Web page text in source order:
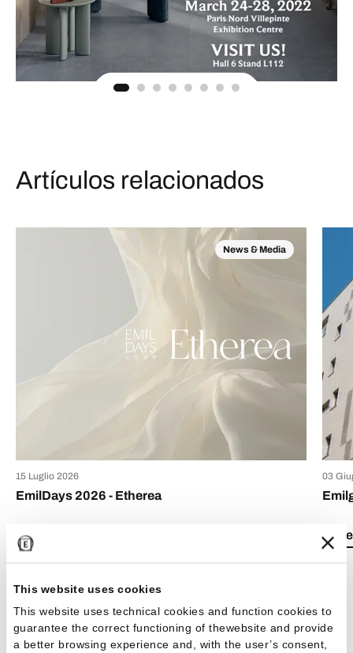
This website uses cookies
This website uses technical cookies and function cookies to
guarantee the correct functioning of thewebsite and provide
a better browsing experience and, with the user’s consent,
Artículos relacionados
News & Media
15 Luglio 2026
EmilDays 2026 - Etherea
Lea el artículo
03
Lea
Ver todos los artículos